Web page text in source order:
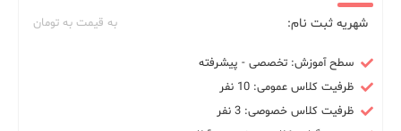
شهریه ثبت نام: به قیمت به تومان
سطح آموزش: تخصصی - پیشرفته
ظرفیت کلاس عمومی: 10 نفر
ظرفیت کلاس خصوصی: 3 نفر